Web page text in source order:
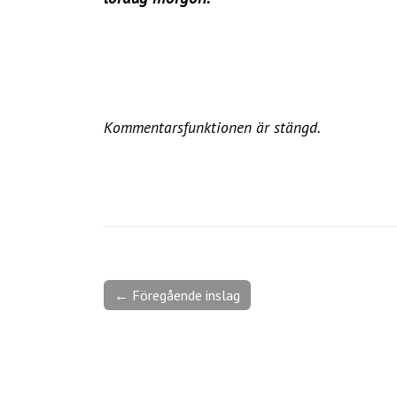
Kommentarsfunktionen är stängd.
← Föregående inslag